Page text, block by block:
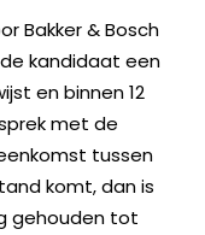
Bakker & Bosch
kandidaat een
en binnen 12
met de
tussen
komt, dan is
gehouden tot